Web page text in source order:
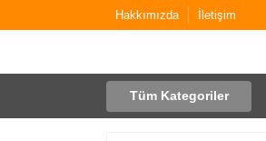
Hakkımızda İletişim
Tüm Kategoriler